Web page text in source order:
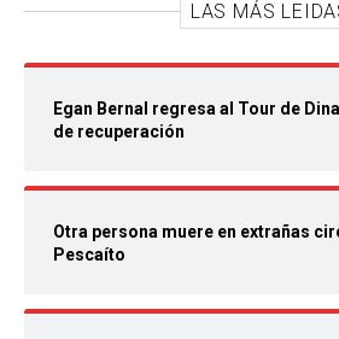
LAS MÁS
Egan Bernal regresa al Tour de
de recuperación
Otra persona muere en extrañas
Pescaíto